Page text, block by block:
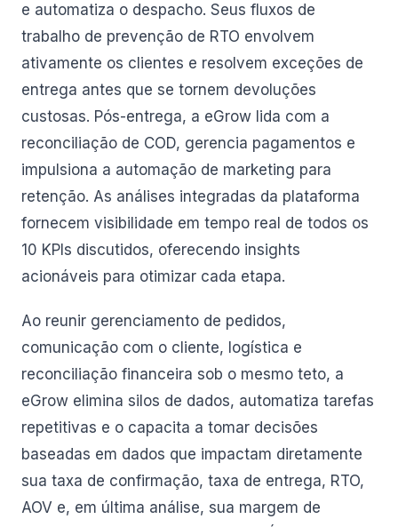
e automatiza o despacho. Seus fluxos de
trabalho de prevenção de RTO envolvem
ativamente os clientes e resolvem exceções de
entrega antes que se tornem devoluções
custosas. Pós-entrega, a eGrow lida com a
reconciliação de COD, gerencia pagamentos e
impulsiona a automação de marketing para
retenção. As análises integradas da plataforma
fornecem visibilidade em tempo real de todos os
10 KPIs discutidos, oferecendo insights
acionáveis para otimizar cada etapa.
Ao reunir gerenciamento de pedidos,
comunicação com o cliente, logística e
reconciliação financeira sob o mesmo teto, a
eGrow elimina silos de dados, automatiza tarefas
repetitivas e o capacita a tomar decisões
baseadas em dados que impactam diretamente
sua taxa de confirmação, taxa de entrega, RTO,
AOV e, em última análise, sua margem de